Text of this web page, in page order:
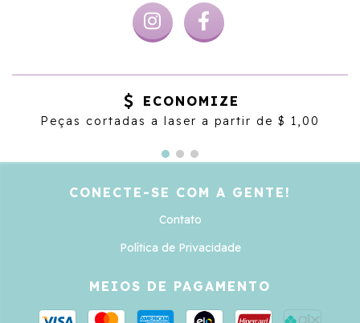
ECONOMIZE
Peças cortadas a laser a partir de $ 1,00
CONECTE-SE COM A GENTE!
Contato
Política de Privacidade
MEIOS DE PAGAMENTO